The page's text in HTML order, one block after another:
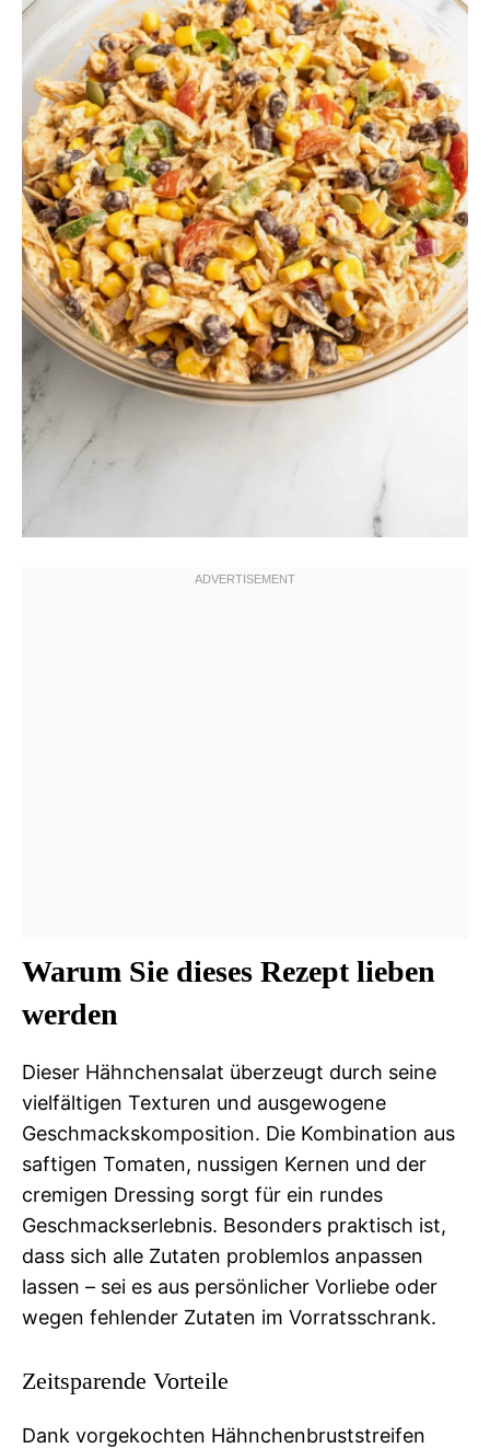
Warum Sie dieses Rezept lieben
werden
Dieser Hähnchensalat überzeugt durch seine
vielfältigen Texturen und ausgewogene
Geschmackskomposition. Die Kombination aus
saftigen Tomaten, nussigen Kernen und der
cremigen Dressing sorgt für ein rundes
Geschmackserlebnis. Besonders praktisch ist,
dass sich alle Zutaten problemlos anpassen
lassen – sei es aus persönlicher Vorliebe oder
wegen fehlender Zutaten im Vorratsschrank.
Zeitsparende Vorteile
Dank vorgekochten Hähnchenbruststreifen